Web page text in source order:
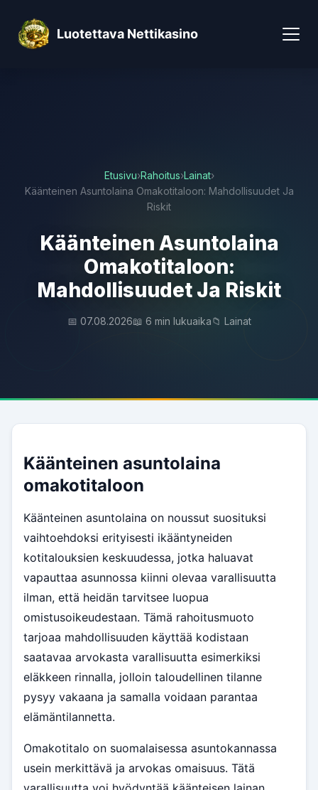
Luotettava Nettikasino
Etusivu›Rahoitus›Lainat›
Käänteinen Asuntolaina Omakotitaloon: Mahdollisuudet Ja
Riskit
Käänteinen Asuntolaina
Omakotitaloon:
Mahdollisuudet Ja Riskit
📅 07.08.2026📖 6 min lukuaika📁 Lainat
Käänteinen asuntolaina
omakotitaloon
Käänteinen asuntolaina on noussut suosituksi
vaihtoehdoksi erityisesti ikääntyneiden
kotitalouksien keskuudessa, jotka haluavat
vapauttaa asunnossa kiinni olevaa varallisuutta
ilman, että heidän tarvitsee luopua
omistusoikeudestaan. Tämä rahoitusmuoto
tarjoaa mahdollisuuden käyttää kodistaan
saatavaa arvokasta varallisuutta esimerkiksi
eläkkeen rinnalla, jolloin taloudellinen tilanne
pysyy vakaana ja samalla voidaan parantaa
elämäntilannetta.
Omakotitalo on suomalaisessa asuntokannassa
usein merkittävä ja arvokas omaisuus. Tätä